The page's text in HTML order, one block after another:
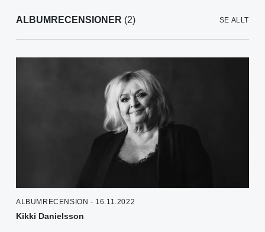
ALBUMRECENSIONER (2) SE ALLT
ALBUMRECENSION - 16.11.2022
Kikki Danielsson